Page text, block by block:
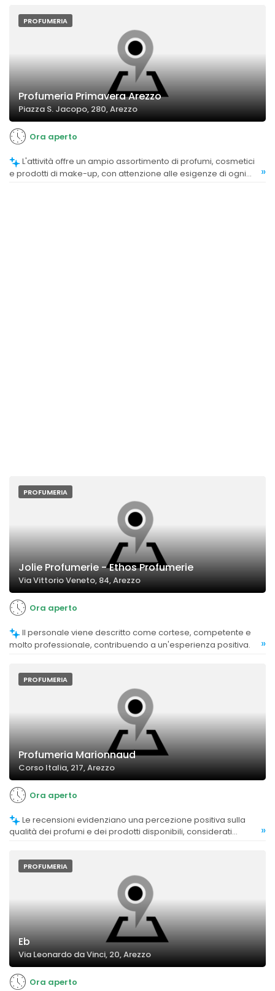
PROFUMERIA
Profumeria Primavera Arezzo
Piazza S. Jacopo, 280, Arezzo
Ora aperto
e prodotti di make-up, con attenzione alle esigenze di ogni
»
PROFUMERIA
Jolie Profumerie - Ethos Profumerie
Via Vittorio Veneto, 84, Arezzo
Ora aperto
molto professionale, contribuendo a un'esperienza positiva.
»
PROFUMERIA
Profumeria Marionnaud
Corso Italia, 217, Arezzo
Ora aperto
qualità dei profumi e dei prodotti disponibili, considerati
»
PROFUMERIA
Eb
Via Leonardo da Vinci, 20, Arezzo
Ora aperto